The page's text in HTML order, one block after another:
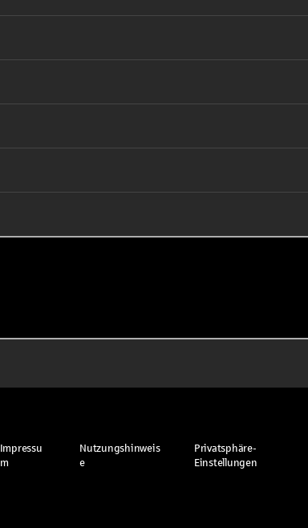
Impressu
m
Nutzungshinweis
e
Privatsphäre-
Einstellungen